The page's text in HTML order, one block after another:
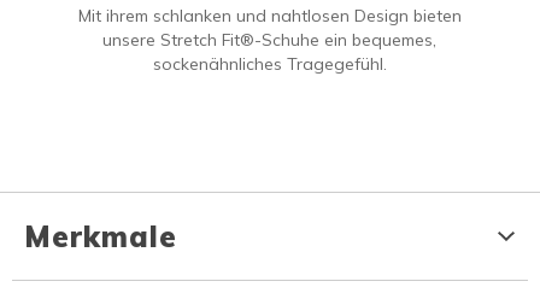
Mit ihrem schlanken und nahtlosen Design bieten
unsere Stretch Fit®-Schuhe ein bequemes,
sockenähnliches Tragegefühl.
Merkmale